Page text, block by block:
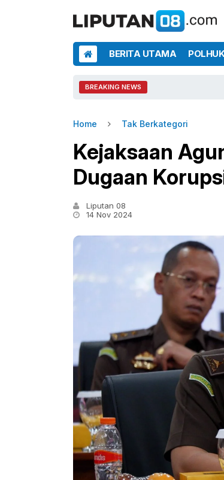
BERITA UTAMA
BREAKING NEWS
Home Tak Berkategori
Kejaksaan
Dugaan
Liputan 08
14 Nov 2024